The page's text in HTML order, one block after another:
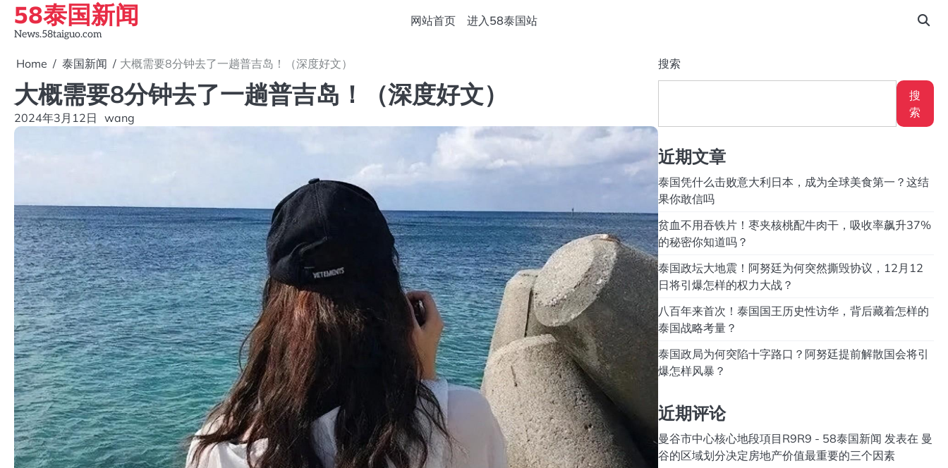
Skip
content
58泰国新闻
News.58taiguo.com
网站首页 进入58泰国站
Home 泰国新闻 大概需要8分钟去了一趟普吉岛！（深度好文）
大概需要8分钟去了一趟普吉岛！（深度好文）
2024年3月12日 wang
搜索
搜
索
近期文章
泰国凭什么击败意大利日本，成为全球美食第一？这结
果你敢信吗
贫血不用吞铁片！枣夹核桃配牛肉干，吸收率飙升37%
的秘密你知道吗？
泰国政坛大地震！阿努廷为何突然撕毁协议，12月12
日将引爆怎样的权力大战？
八百年来首次！泰国国王历史性访华，背后藏着怎样的
泰国战略考量？
泰国政局为何突陷十字路口？阿努廷提前解散国会将引
爆怎样风暴？
近期评论
曼谷市中心核心地段項目R9R9 - 58泰国新闻 发表在 曼
谷的区域划分决定房地产价值最重要的三个因素